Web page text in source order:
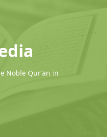
Noble Qur'an in